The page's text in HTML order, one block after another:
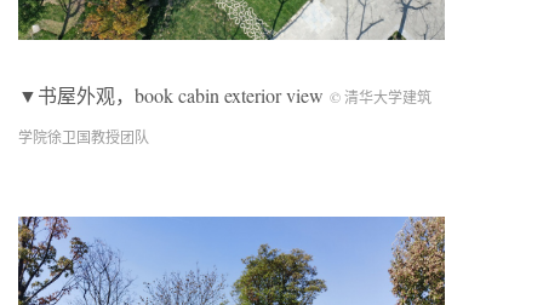
▼书屋外观，book cabin exterior view © 清华大学建筑
学院徐卫国教授团队